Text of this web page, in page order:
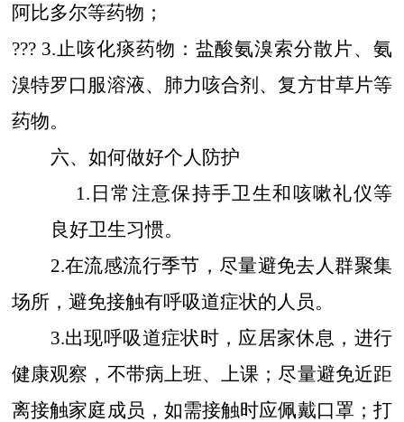
阿比多尔等药物；
??? 3. 止咳化痰药物：盐酸氨溴索分散片、氨
溴特罗口服溶液、肺力咳合剂、复方甘草片等
药物。
六、如何做好个人防护
1. 日常注意保持手卫生和咳嗽礼仪等
良好卫生习惯。
2.在流感流行季节，尽量避免去人群聚集
场所，避免接触有呼吸道症状的人员。
3.出现呼吸道症状时，应居家休息，进行
健康观察，不带病上班、上课；尽量避免近距
离接触家庭成员，如需接触时应佩戴口罩；打